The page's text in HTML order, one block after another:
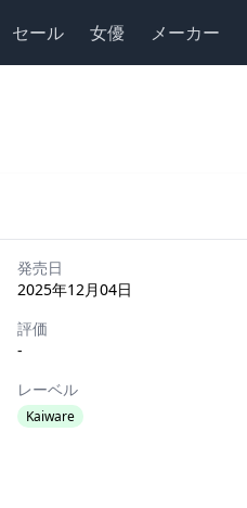
セール 女優 メーカー
発売日
2025年12月04日
評価
-
レーベル
Kaiware